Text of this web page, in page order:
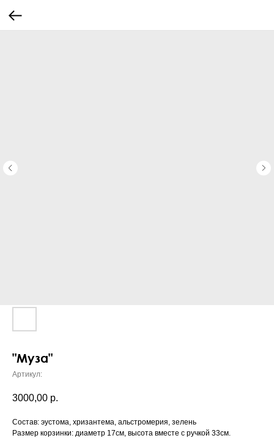
"Муза"
Артикул:
3000,00 р.
Состав: эустома, хризантема, альстромерия, зелень
Размер корзинки: диаметр 17см, высота вместе с ручкой 33см.